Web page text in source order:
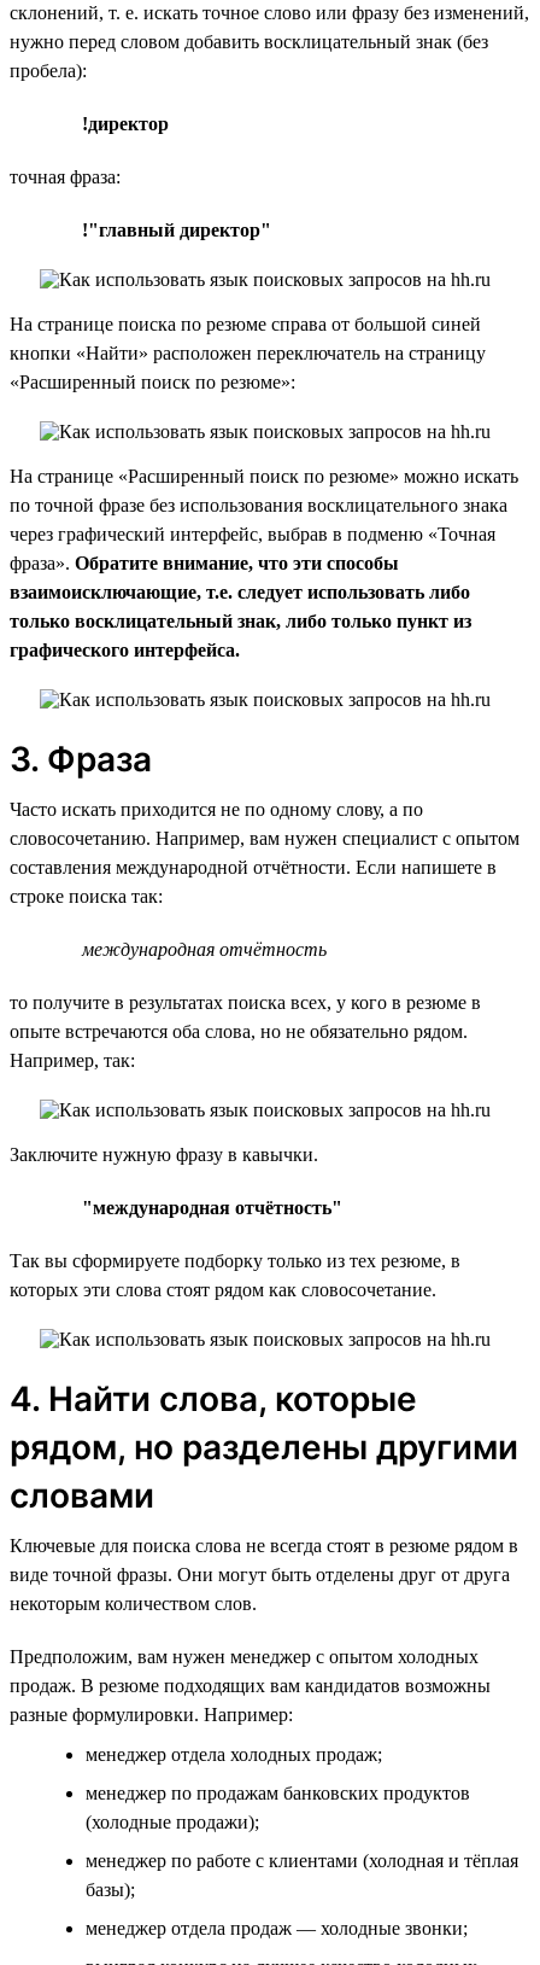
склонений, т. е. искать точное слово или фразу без изменений,
нужно перед словом добавить восклицательный знак (без
пробела):
!директор
точная фраза:
!"главный директор"
На странице поиска по резюме справа от большой синей
кнопки «Найти» расположен переключатель на страницу
«Расширенный поиск по резюме»:
На странице «Расширенный поиск по резюме» можно искать
по точной фразе без использования восклицательного знака
через графический интерфейс, выбрав в подменю «Точная
фраза». Обратите внимание, что эти способы
взаимоисключающие, т.е. следует использовать либо
только восклицательный знак, либо только пункт из
графического интерфейса.
3. Фраза
Часто искать приходится не по одному слову, а по
словосочетанию. Например, вам нужен специалист с опытом
составления международной отчётности. Если напишете в
строке поиска так:
международная отчётность
то получите в результатах поиска всех, у кого в резюме в
опыте встречаются оба слова, но не обязательно рядом.
Например, так:
Заключите нужную фразу в кавычки.
"международная отчётность"
Так вы сформируете подборку только из тех резюме, в
которых эти слова стоят рядом как словосочетание.
4. Найти слова, которые
рядом, но разделены другими
словами
Ключевые для поиска слова не всегда стоят в резюме рядом в
виде точной фразы. Они могут быть отделены друг от друга
некоторым количеством слов.
Предположим, вам нужен менеджер с опытом холодных
продаж. В резюме подходящих вам кандидатов возможны
разные формулировки. Например:
менеджер отдела холодных продаж;
менеджер по продажам банковских продуктов
(холодные продажи);
менеджер по работе с клиентами (холодная и тёплая
базы);
менеджер отдела продаж — холодные звонки;